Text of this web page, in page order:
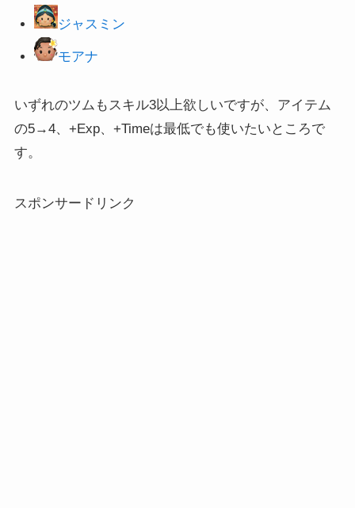
ジャスミン
モアナ
いずれのツムもスキル3以上欲しいですが、アイテム
の5→4、+Exp、+Timeは最低でも使いたいところで
す。
スポンサードリンク